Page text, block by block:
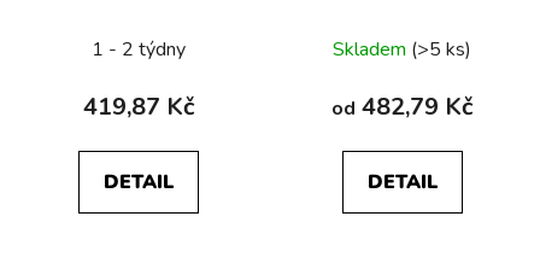
1 - 2 týdny
419,87 Kč
DETAIL
Skladem (>5 ks)
od 482,79 Kč
DETAIL